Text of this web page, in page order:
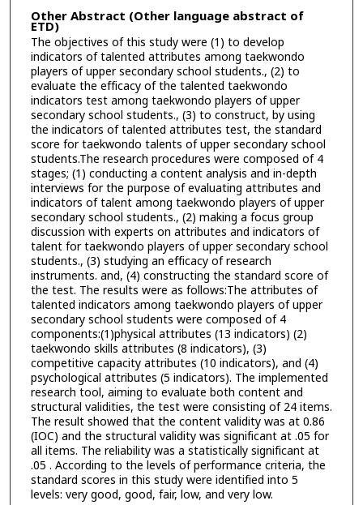
Other Abstract (Other language abstract of
ETD)
The objectives of this study were (1) to develop
indicators of talented attributes among taekwondo
players of upper secondary school students., (2) to
evaluate the efficacy of the talented taekwondo
indicators test among taekwondo players of upper
secondary school students., (3) to construct, by using
the indicators of talented attributes test, the standard
score for taekwondo talents of upper secondary school
students.The research procedures were composed of 4
stages; (1) conducting a content analysis and in-depth
interviews for the purpose of evaluating attributes and
indicators of talent among taekwondo players of upper
secondary school students., (2) making a focus group
discussion with experts on attributes and indicators of
talent for taekwondo players of upper secondary school
students., (3) studying an efficacy of research
instruments. and, (4) constructing the standard score of
the test. The results were as follows:The attributes of
talented indicators among taekwondo players of upper
secondary school students were composed of 4
components:(1)physical attributes (13 indicators) (2)
taekwondo skills attributes (8 indicators), (3)
competitive capacity attributes (10 indicators), and (4)
psychological attributes (5 indicators). The implemented
research tool, aiming to evaluate both content and
structural validities, the test were consisting of 24 items.
The result showed that the content validity was at 0.86
(IOC) and the structural validity was significant at .05 for
all items. The reliability was a statistically significant at
.05 . According to the levels of performance criteria, the
standard scores in this study were identified into 5
levels: very good, good, fair, low, and very low.